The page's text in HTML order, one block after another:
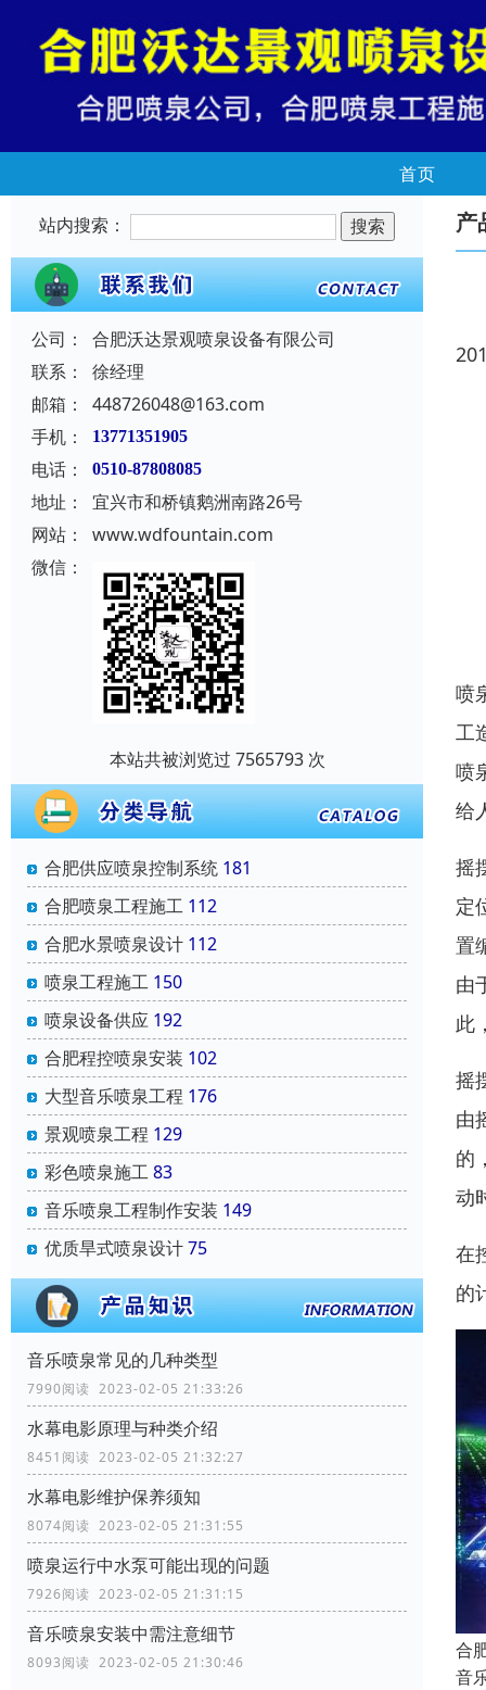
首页
站内搜索：
公司：
合肥沃达景观喷泉设备有限公司
联系：
徐经理
邮箱：
448726048@163.com
手机：
13771351905
电话： 0510-87808085
地址：
宜兴市和桥镇鹅洲南路26号
网站：
www.wdfountain.com
微信：
本站共被浏览过 7565793 次
合肥供应喷泉控制系统 181
合肥喷泉工程施工 112
合肥水景喷泉设计 112
喷泉工程施工 150
喷泉设备供应 192
合肥程控喷泉安装 102
大型音乐喷泉工程 176
景观喷泉工程 129
彩色喷泉施工83
音乐喷泉工程制作安装 149
优质旱式喷泉设计75
音乐喷泉常见的几种类型
7990阅读 2023-02-05 21:33:26
水幕电影原理与种类介绍
8451阅读 2023-02-05 21:32:27
水幕电影维护保养须知
8074阅读 2023-02-05 21:31:55
喷泉运行中水泵可能出现的问题
7926阅读 2023-02-05 21:31:15
音乐喷泉安装中需注意细节
8093阅读 2023-02-05 21:30:46
产
喷
工
喷
给
摇
定
置
由
此
摇
由
的
动
在
的
合
音